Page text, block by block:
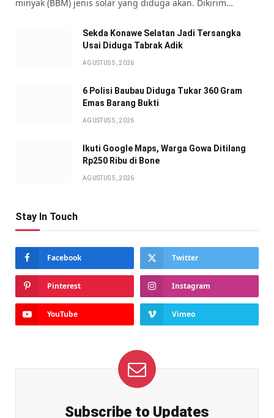
minyak (BBM) jenis solar yang diduga akan. Dikirim…
Sekda Konawe Selatan Jadi Tersangka
Usai Diduga Tabrak Adik
AGUSTUS 5, 2026
6 Polisi Baubau Diduga Tukar 360 Gram
Emas Barang Bukti
AGUSTUS 5, 2026
Ikuti Google Maps, Warga Gowa Ditilang
Rp250 Ribu di Bone
AGUSTUS 5, 2026
Stay In Touch
Facebook Twitter
Pinterest Instagram
YouTube Vimeo
Subscribe to Updates